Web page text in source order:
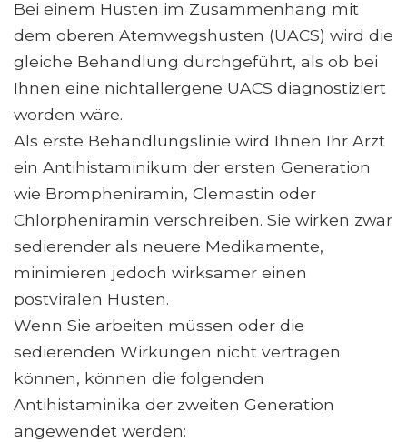
Bei einem Husten im Zusammenhang mit
dem oberen Atemwegshusten (UACS) wird die
gleiche Behandlung durchgeführt, als ob bei
Ihnen eine nichtallergene UACS diagnostiziert
worden wäre.
Als erste Behandlungslinie wird Ihnen Ihr Arzt
ein Antihistaminikum der ersten Generation
wie Brompheniramin, Clemastin oder
Chlorpheniramin verschreiben. Sie wirken zwar
sedierender als neuere Medikamente,
minimieren jedoch wirksamer einen
postviralen Husten.
Wenn Sie arbeiten müssen oder die
sedierenden Wirkungen nicht vertragen
können, können die folgenden
Antihistaminika der zweiten Generation
angewendet werden: